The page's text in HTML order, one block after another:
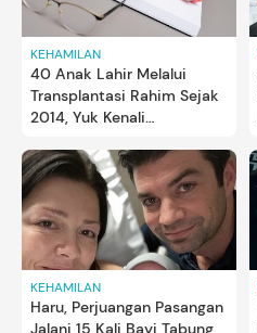
KEHAMILAN
40 Anak Lahir Melalui
Transplantasi Rahim Sejak
2014, Yuk Kenali
KEHAMILAN
Haru, Perjuangan Pasangan
Jalani 15 Kali Bayi Tabung